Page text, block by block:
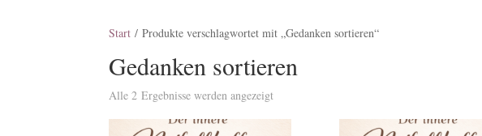
Start / Produkte verschlagwortet mit „Gedanken sortieren“
Gedanken sortieren
Alle 2 Ergebnisse werden angezeigt